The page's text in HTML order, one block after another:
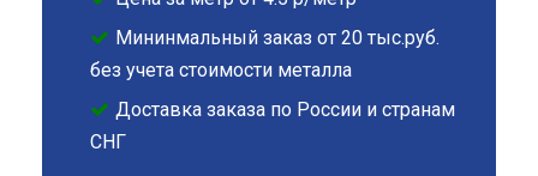
Мининмальный заказ от 20 тыс.руб.
без учета стоимости металла
Доставка заказа по России и странам
СНГ